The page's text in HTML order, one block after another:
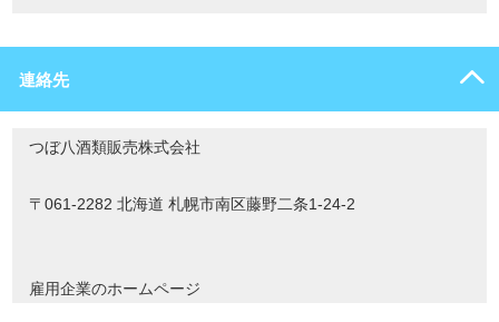
連絡先
つぼ八酒類販売株式会社
〒061-2282 北海道 札幌市南区藤野二条1-24-2
雇用企業のホームページ